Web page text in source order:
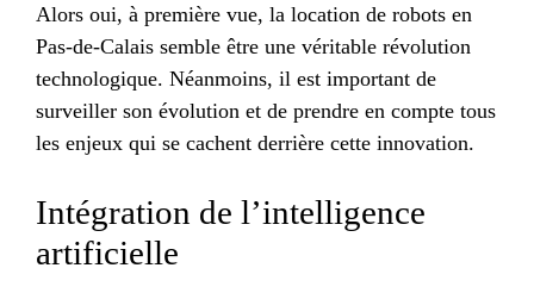
Alors oui, à première vue, la location de robots en
Pas-de-Calais semble être une véritable révolution
technologique. Néanmoins, il est important de
surveiller son évolution et de prendre en compte tous
les enjeux qui se cachent derrière cette innovation.
Intégration de l’intelligence
artificielle